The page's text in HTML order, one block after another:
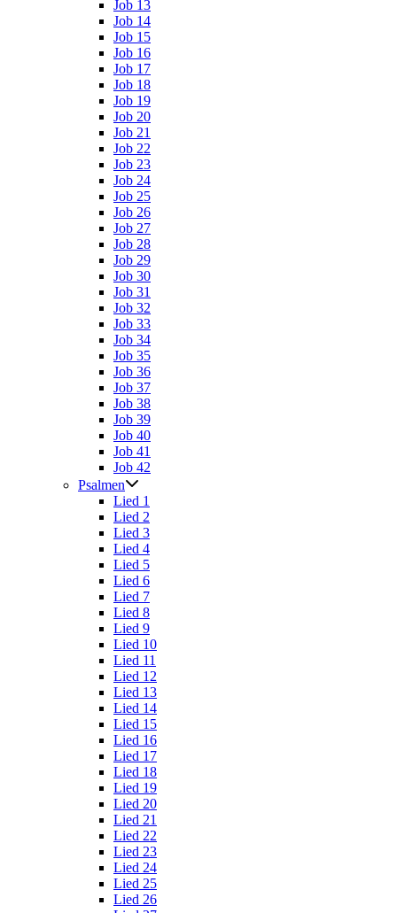
Job 13
Job 14
Job 15
Job 16
Job 17
Job 18
Job 19
Job 20
Job 21
Job 22
Job 23
Job 24
Job 25
Job 26
Job 27
Job 28
Job 29
Job 30
Job 31
Job 32
Job 33
Job 34
Job 35
Job 36
Job 37
Job 38
Job 39
Job 40
Job 41
Job 42
Psalmen
Lied 1
Lied 2
Lied 3
Lied 4
Lied 5
Lied 6
Lied 7
Lied 8
Lied 9
Lied 10
Lied 11
Lied 12
Lied 13
Lied 14
Lied 15
Lied 16
Lied 17
Lied 18
Lied 19
Lied 20
Lied 21
Lied 22
Lied 23
Lied 24
Lied 25
Lied 26